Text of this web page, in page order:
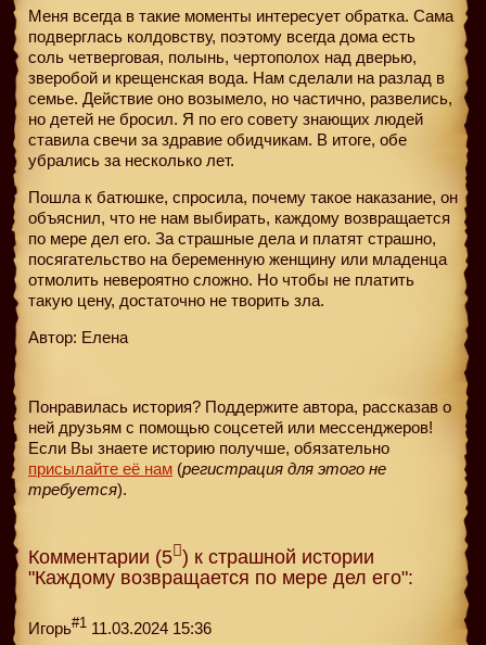
Меня всегда в такие моменты интересует обратка. Сама
подверглась колдовству, поэтому всегда дома есть
соль четверговая, полынь, чертополох над дверью,
зверобой и крещенская вода. Нам сделали на разлад в
семье. Действие оно возымело, но частично, развелись,
но детей не бросил. Я по его совету знающих людей
ставила свечи за здравие обидчикам. В итоге, обе
убрались за несколько лет.
Пошла к батюшке, спросила, почему такое наказание, он
объяснил, что не нам выбирать, каждому возвращается
по мере дел его. За страшные дела и платят страшно,
посягательство на беременную женщину или младенца
отмолить невероятно сложно. Но чтобы не платить
такую цену, достаточно не творить зла.
Автор: Елена
Понравилась история? Поддержите автора, рассказав о
ней друзьям с помощью соцсетей или мессенджеров!
Если Вы знаете историю получше, обязательно
присылайте её нам (регистрация для этого не
требуется).
Комментарии (5 ) к страшной истории
"Каждому возвращается по мере дел его":
Игорь#1 11.03.2024 15:36